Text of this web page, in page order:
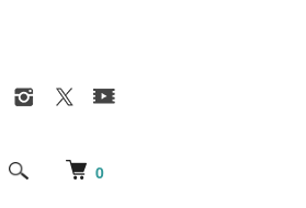
0